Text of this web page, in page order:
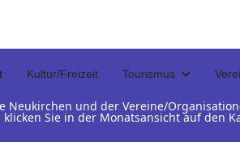
Kultur/Freizeit Tourismus
und der Vereine/
Sie in der Monatsansicht auf den